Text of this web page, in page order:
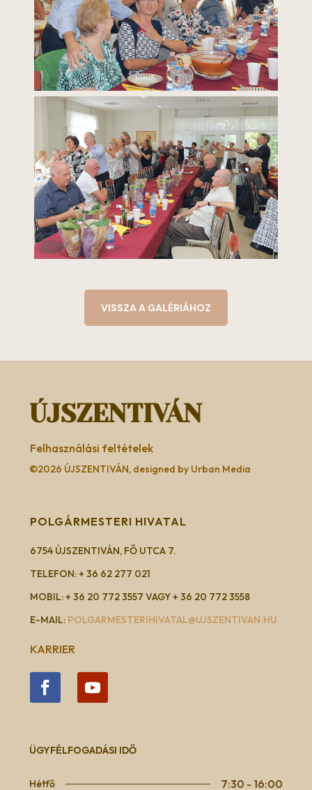
VISSZA A GALÉRIÁHOZ
ÚJSZENTIVÁN
Felhasználási feltételek
©2026 ÚJSZENTIVÁN, designed by Urban Media
POLGÁRMESTERI HIVATAL
6754 ÚJSZENTIVÁN, FŐ UTCA 7.
TELEFON: + 36 62 277 021
MOBIL: + 36 20 772 3557 VAGY + 36 20 772 3558
E-MAIL: POLGARMESTERIHIVATAL@UJSZENTIVAN.HU
KARRIER
ÜGYFÉLFOGADÁSI IDŐ
Hétfő 7:30 - 16:00